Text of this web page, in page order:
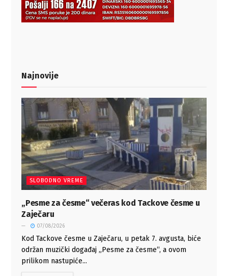
Najnovije
SLOBODNO VREME
„Pesme za česme“ večeras kod Tackove česme u
Zaječaru
07/08/2026
Kod Tackove česme u Zaječaru, u petak 7. avgusta, biće
održan muzički događaj „Pesme za česme“, a ovom
prilikom nastupiće...